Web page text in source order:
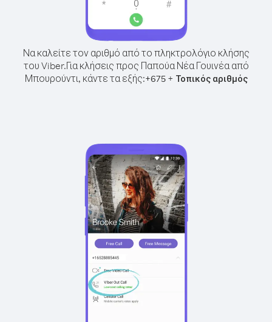
Να καλείτε τον αριθμό από το πληκτρολόγιο κλήσης
του Viber.Για κλήσεις προς Παπούα Νέα Γουινέα από
Μπουρούντι, κάντε τα εξής:+675+ Τοπικός αριθμός